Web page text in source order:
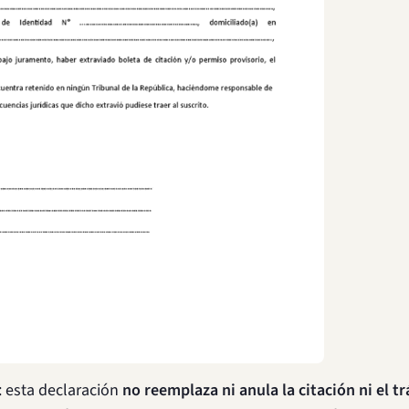
declaración no reemplaza ni anula la citación ni el